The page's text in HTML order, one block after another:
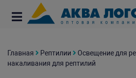
Главная Рептилии Освещение для
накаливания для рептилий